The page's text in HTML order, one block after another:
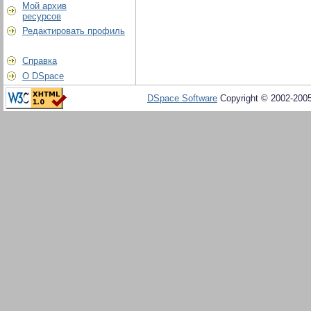
Мой архив
ресурсов
Редактировать профиль
Справка
О DSpace
DSpace Software Copyright © 2002-